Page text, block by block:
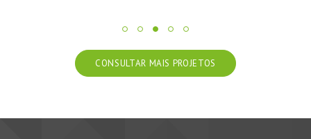
CONSULTAR MAIS PROJETOS